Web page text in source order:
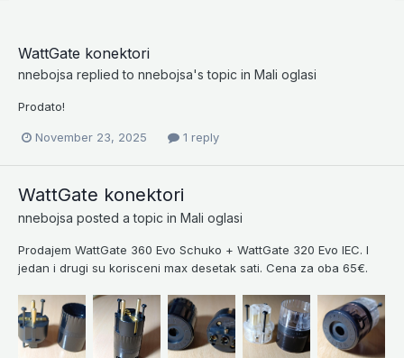
WattGate konektori
nnebojsa replied to nnebojsa's topic in Mali oglasi
Prodato!
November 23, 2025 1 reply
WattGate konektori
nnebojsa posted a topic in Mali oglasi
Prodajem WattGate 360 Evo Schuko + WattGate 320 Evo IEC. I
jedan i drugi su korisceni max desetak sati. Cena za oba 65€.